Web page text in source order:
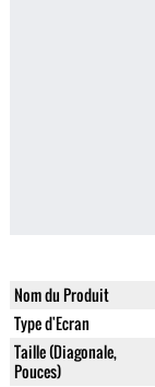
Nom du Produit
Type d'Ecran
Taille (Diagonale,
Pouces)